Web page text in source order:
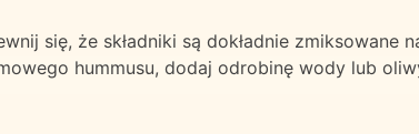
się, że składniki są dokładnie zmiksowane
hummusu, dodaj odrobinę wody lub